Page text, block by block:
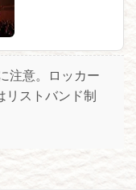
注意。ロッカー
リストバンド制